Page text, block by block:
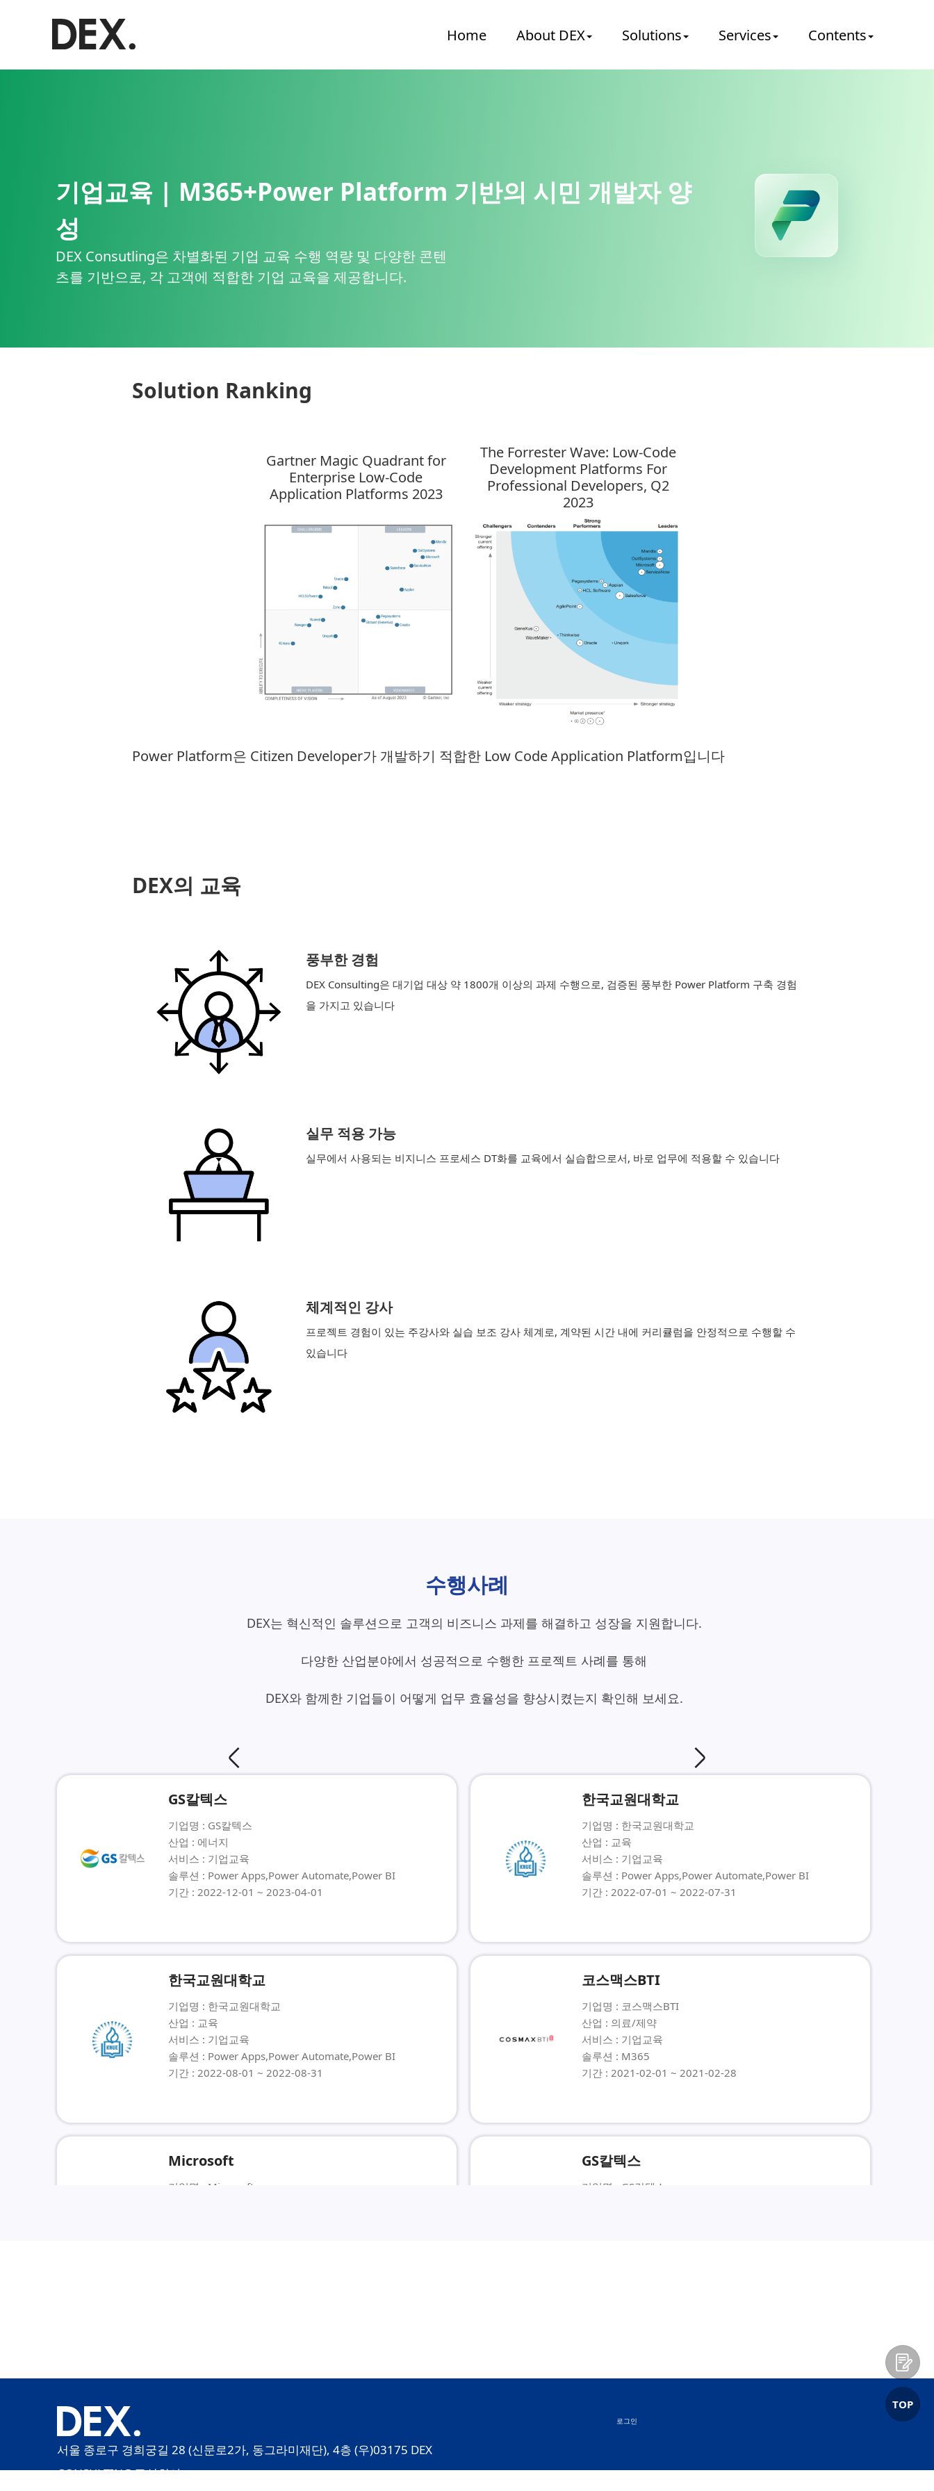
Home About DEX Solutions Services Contents
기업교육 | M365+Power Platform 기반의 시민 개발자 양
성
DEX Consutling은 차별화된 기업 교육 수행 역량 및 다양한 콘텐
츠를 기반으로, 각 고객에 적합한 기업 교육을 제공합니다.
Solution Ranking
Gartner Magic Quadrant for
Enterprise Low-Code
Application Platforms 2023
The Forrester Wave: Low-Code
Development Platforms For
Professional Developers, Q2
2023
Power Platform은 Citizen Developer가 개발하기 적합한 Low Code Application Platform입니다
DEX의 교육
풍부한 경험
DEX Consulting은 대기업 대상 약 1800개 이상의 과제 수행으로, 검증된 풍부한 Power Platform 구축 경험
을 가지고 있습니다
실무 적용 가능
실무에서 사용되는 비지니스 프로세스 DT화를 교육에서 실습합으로서, 바로 업무에 적용할 수 있습니다
체계적인 강사
프로젝트 경험이 있는 주강사와 실습 보조 강사 체계로, 계약된 시간 내에 커리큘럼을 안정적으로 수행할 수
있습니다
수행사례
    DEX는 혁신적인 솔루션으로 고객의 비즈니스 과제를 해결하고 성장을 지원합니다.
    다양한 산업분야에서 성공적으로 수행한 프로젝트 사례를 통해
GS칼텍스
기업명 : GS칼텍스
산업 : 에너지
서비스 : 기업교육
솔루션 : Power Apps,Power Automate,Power BI
기간 : 2022-12-01 ~ 2023-04-01
한국교원대학교
기업명 : 한국교원대학교
산업 : 교육
서비스 : 기업교육
솔루션 : Power Apps,Power Automate,Power BI
기간 : 2022-07-01 ~ 2022-07-31
한국교원대학교
기업명 : 한국교원대학교
산업 : 교육
서비스 : 기업교육
솔루션 : Power Apps,Power Automate,Power BI
기간 : 2022-08-01 ~ 2022-08-31
코스맥스BTI
기업명 : 코스맥스BTI
산업 : 의료/제약
서비스 : 기업교육
솔루션 : M365
기간 : 2021-02-01 ~ 2021-02-28
Microsoft
기업명 : Microsoft
GS칼텍스
기업명 : GS칼텍스
솔루션 : Power Apps,Power Automate,Power BI
서울 종로구 경희궁길 28 (신문로2가, 동그라미재단), 4층 (우)03175 DEX
CONSULTING 주식회사
로그인
TOP